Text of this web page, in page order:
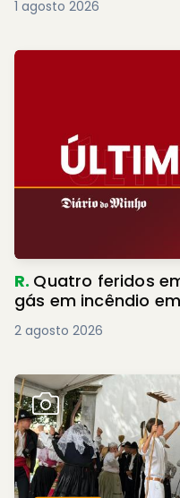
1 agosto 2026
R. Quatro feridos
gás em incêndio
2 agosto 2026